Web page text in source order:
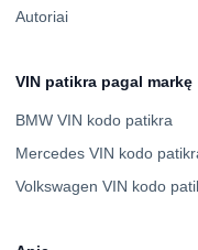
Autoriai
VIN patikra pagal markę
BMW VIN kodo patikra
Mercedes VIN kodo
Volkswagen VIN kodo